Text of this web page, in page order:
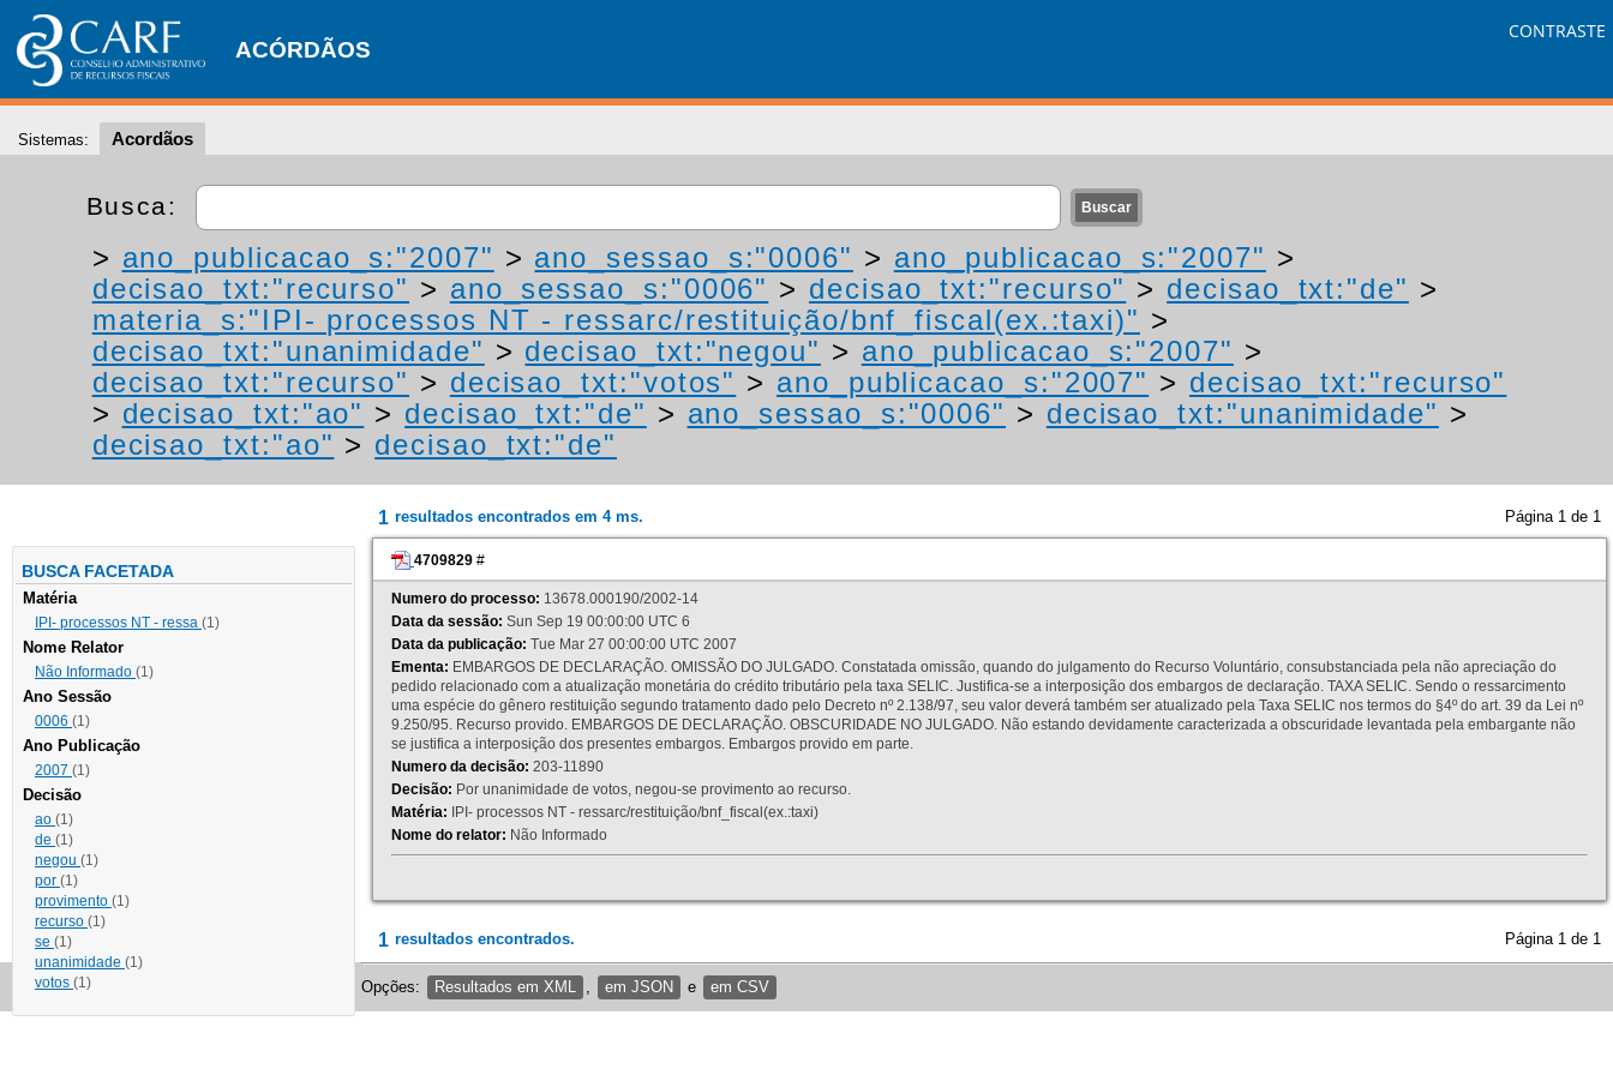
ACÓRDÃOS
CONTRASTE
Sistemas: Acordãos
Busca:
> ano_publicacao_s:"2007" > ano_sessao_s:"0006" > ano_publicacao_s:"2007" >
decisao_txt:"recurso" > ano_sessao_s:"0006" > decisao_txt:"recurso" > decisao_txt:"de" >
materia_s:"IPI- processos NT - ressarc/restituição/bnf_fiscal(ex.:taxi)" >
decisao_txt:"unanimidade" > decisao_txt:"negou" > ano_publicacao_s:"2007" >
decisao_txt:"recurso" > decisao_txt:"votos" > ano_publicacao_s:"2007" > decisao_txt:"recurso"
> decisao_txt:"ao" > decisao_txt:"de" > ano_sessao_s:"0006" > decisao_txt:"unanimidade" >
decisao_txt:"ao" > decisao_txt:"de"
BUSCA FACETADA
Matéria
IPI- processos NT - ressa (1)
Nome Relator
Não Informado (1)
Ano Sessão
0006 (1)
Ano Publicação
2007 (1)
Decisão
ao (1)
de (1)
negou (1)
por (1)
provimento (1)
recurso (1)
se (1)
unanimidade (1)
votos (1)
1 resultados encontrados em 4 ms. Página 1 de 1
4709829 #
Numero do processo: 13678.000190/2002-14
Data da sessão: Sun Sep 19 00:00:00 UTC 6
Data da publicação: Tue Mar 27 00:00:00 UTC 2007
Ementa: EMBARGOS DE DECLARAÇÃO. OMISSÃO DO JULGADO. Constatada omissão, quando do julgamento do Recurso Voluntário, consubstanciada pela não apreciação do
pedido relacionado com a atualização monetária do crédito tributário pela taxa SELIC. Justifica-se a interposição dos embargos de declaração. TAXA SELIC. Sendo o ressarcimento
uma espécie do gênero restituição segundo tratamento dado pelo Decreto nº 2.138/97, seu valor deverá também ser atualizado pela Taxa SELIC nos termos do §4º do art. 39 da Lei nº
9.250/95. Recurso provido. EMBARGOS DE DECLARAÇÃO. OBSCURIDADE NO JULGADO. Não estando devidamente caracterizada a obscuridade levantada pela embargante não
se justifica a interposição dos presentes embargos. Embargos provido em parte.
Numero da decisão: 203-11890
Decisão: Por unanimidade de votos, negou-se provimento ao recurso.
Matéria: IPI- processos NT - ressarc/restituição/bnf_fiscal(ex.:taxi)
Nome do relator: Não Informado
1 resultados encontrados. Página 1 de 1
Opções: Resultados em XML em JSON e em CSV